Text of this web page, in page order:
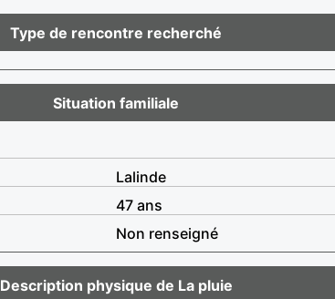
Type de rencontre recherché
Situation familiale
Lalinde
47 ans
Non renseigné
Description physique de La pluie